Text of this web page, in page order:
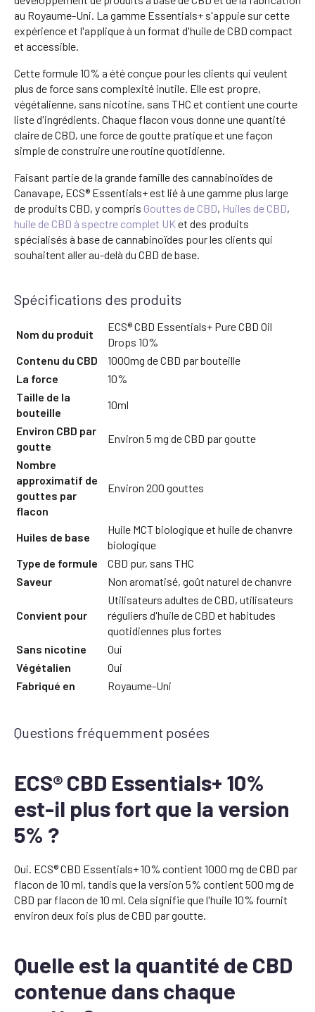
au Royaume-Uni. La gamme Essentials+ s'appuie sur cette
expérience et l'applique à un format d'huile de CBD compact
et accessible.
Cette formule 10% a été conçue pour les clients qui veulent
plus de force sans complexité inutile. Elle est propre,
végétalienne, sans nicotine, sans THC et contient une courte
liste d'ingrédients. Chaque flacon vous donne une quantité
claire de CBD, une force de goutte pratique et une façon
simple de construire une routine quotidienne.
Faisant partie de la grande famille des cannabinoïdes de
Canavape, ECS® Essentials+ est lié à une gamme plus large
de produits CBD, y compris Gouttes de CBD, Huiles de CBD,
huile de CBD à spectre complet UK et des produits
spécialisés à base de cannabinoïdes pour les clients qui
souhaitent aller au-delà du CBD de base.
Spécifications des produits
Nom du produit
ECS® CBD Essentials+ Pure CBD Oil
Drops 10%
Contenu du CBD
1000mg de CBD par bouteille
La force
10%
Taille de la
bouteille
10ml
Environ CBD par
goutte
Environ 5 mg de CBD par goutte
Nombre
approximatif de
gouttes par
flacon
Environ 200 gouttes
Huiles de base
Huile MCT biologique et huile de chanvre
biologique
Type de formule
CBD pur, sans THC
Saveur
Non aromatisé, goût naturel de chanvre
Convient pour
Utilisateurs adultes de CBD, utilisateurs
réguliers d'huile de CBD et habitudes
quotidiennes plus fortes
Sans nicotine
Oui
Végétalien
Oui
Fabriqué en
Royaume-Uni
Questions fréquemment posées
ECS® CBD Essentials+ 10%
est-il plus fort que la version
5% ?
Oui. ECS® CBD Essentials+ 10% contient 1000 mg de CBD par
flacon de 10 ml, tandis que la version 5% contient 500 mg de
CBD par flacon de 10 ml. Cela signifie que l'huile 10% fournit
environ deux fois plus de CBD par goutte.
Quelle est la quantité de CBD
contenue dans chaque